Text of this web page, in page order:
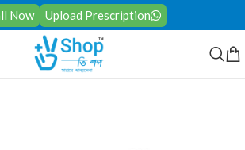
Now Upload Prescription